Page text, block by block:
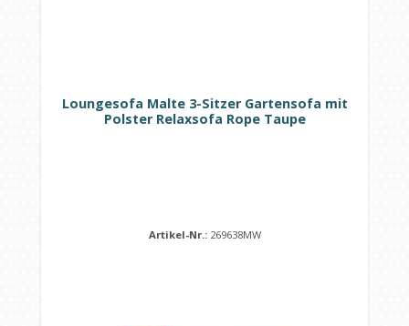
Loungesofa Malte 3-Sitzer Gartensofa mit
Polster Relaxsofa Rope Taupe
Artikel-Nr.: 269638MW